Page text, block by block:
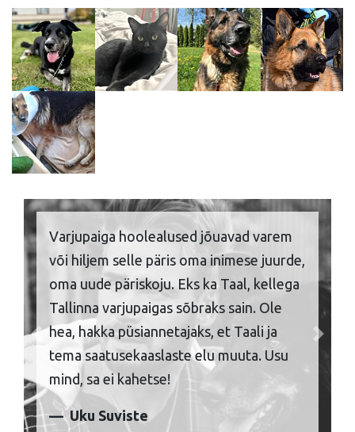
Varjupaiga hoolealused jõuavad varem
või hiljem selle päris oma inimese juurde,
oma uude päriskoju. Eks ka Taal, kellega
Tallinna varjupaigas sõbraks sain. Ole
hea, hakka püsiannetajaks, et Taali ja
tema saatusekaaslaste elu muuta. Usu
mind, sa ei kahetse!
Uku Suviste
Previous Next